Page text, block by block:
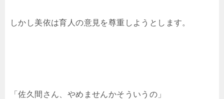
しかし美依は育人の意見を尊重しようとします。
「佐久間さん、やめませんかそういうの」